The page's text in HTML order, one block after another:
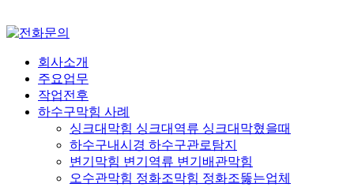
회사소개
주요업무
작업전후
하수구막힘 사례
싱크대막힘 싱크대역류 싱크대막혔을때
하수구내시경 하수구관로탐지
변기막힘 변기역류 변기배관막힘
오수관막힘 정화조막힘 정화조뚫는업체